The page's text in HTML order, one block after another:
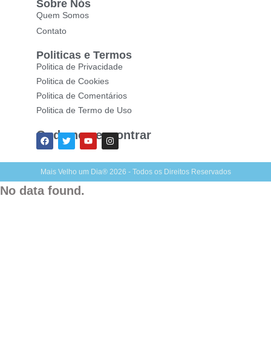
Sobre Nós
Quem Somos
Contato
Politicas e Termos
Politica de Privacidade
Politica de Cookies
Politica de Comentários
Politica de Termo de Uso
Onde nos encontrar
Mais Velho um Dia® 2026 - Todos os Direitos Reservados
No data found.